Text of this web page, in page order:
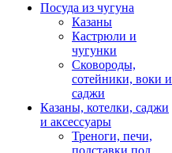
Посуда из чугуна
Казаны
Кастрюли и
чугунки
Сковороды,
сотейники, воки и
саджи
Казаны, котелки, саджи
и аксессуары
Треноги, печи,
подставки под